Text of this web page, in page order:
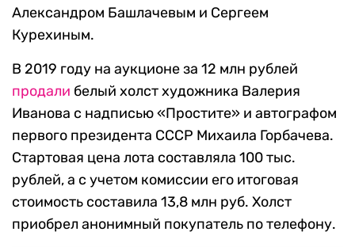
Александром Башлачевым и Сергеем
Курехиным.
В 2019 году на аукционе за 12 млн рублей
продали белый холст художника Валерия
Иванова с надписью «Простите» и автографом
первого президента СССР Михаила Горбачева.
Стартовая цена лота составляла 100 тыс.
рублей, а с учетом комиссии его итоговая
стоимость составила 13,8 млн руб. Холст
приобрел анонимный покупатель по телефону.